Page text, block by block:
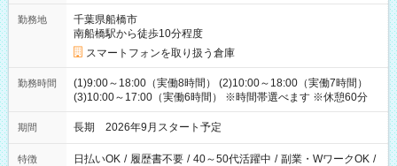
勤務地
千葉県船橋市
南船橋駅から徒歩10分程度
スマートフォンを取り扱う倉庫
勤務時間
(1)9:00～18:00（実働8時間） (2)10:00～18:00（実働7時間）
(3)10:00～17:00（実働6時間） ※時間帯選べます ※休憩60分
期間 長期 2026年9月スタート予定
特徴 日払いOK / 履歴書不要 / 40～50代活躍中 / 副業・WワークOK /